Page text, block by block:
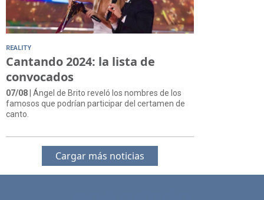
REALITY
Cantando 2024: la lista de
convocados
07/08 | Ángel de Brito reveló los nombres de los
famosos que podrían participar del certamen de
canto.
Cargar más noticias